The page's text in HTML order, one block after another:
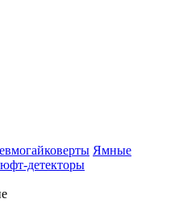
Ямные
детекторы